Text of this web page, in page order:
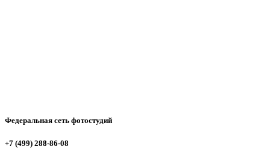
Федеральная сеть фотостудий
+7 (499) 288-86-08